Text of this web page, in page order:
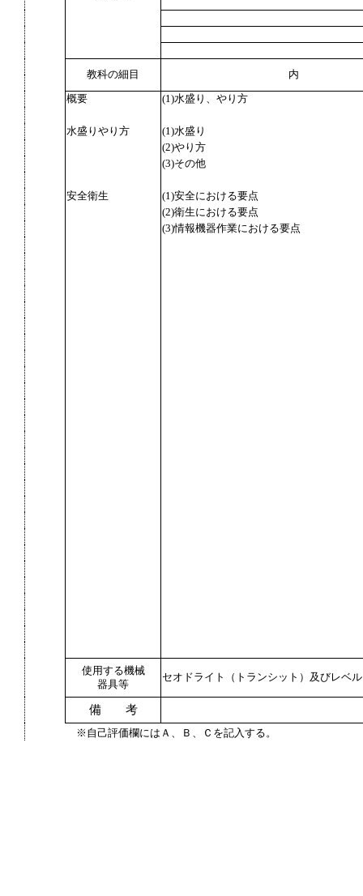
教科の細目 内
概要 (1)水盛り、やり方
水盛りやり方
(1)水盛り
(2)やり方
(3)その他
安全衛生
(1)安全における要点
(2)衛生における要点
(3)情報機器作業における要点
使用する機械
器具等
セオドライト（トランシット）及びレベ
備 考
※自己評価欄にはＡ、Ｂ、Ｃを記入する。